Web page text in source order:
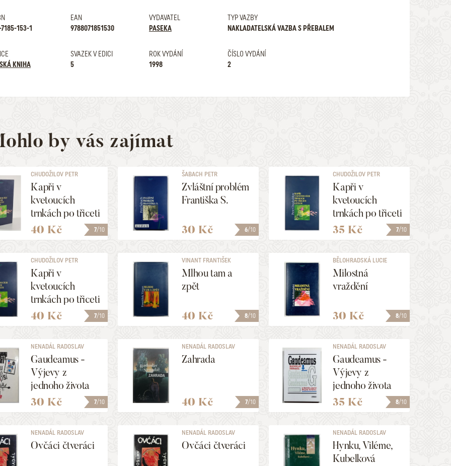
153-1
EAN
9788071851530
VYDAVATEL
PASEKA
TYP VAZBY
NAKLADATELSKÁ VAZBA S PŘEBALEM
KNIHA
SVAZEK V EDICI
5
ROK VYDÁNÍ
1998
ČÍSLO VYDÁNÍ
2
by vás zajímat
7/10
CHUDOŽILOV PETR
Kapři v
kvetoucích
trnkách po třiceti
letech
40 Kč 6/10
ŠABACH PETR
Zvláštní problém
Františka S.
30 Kč 7/10
CHUDOŽILOV PETR
Kapři v
kvetoucích
trnkách po třiceti
letech
35 Kč
7/10
CHUDOŽILOV PETR
Kapři v
kvetoucích
trnkách po třiceti
letech
40 Kč 8/10
VINANT FRANTIŠEK
Mlhou tam a
zpět
40 Kč 8/10
BĚLOHRADSKÁ LUCIE
Milostná
vraždění
30 Kč
7/10
NENADÁL RADOSLAV
Gaudeamus -
Výjevy z
jednoho života
30 Kč 7/10
NENADÁL RADOSLAV
Zahrada
40 Kč 8/10
NENADÁL RADOSLAV
Gaudeamus -
Výjevy z
jednoho života
35 Kč
NENADÁL RADOSLAV
Ovčáci čtveráci
NENADÁL RADOSLAV
Ovčáci čtveráci
NENADÁL RADOSLAV
Hynku, Viléme,
Kubelková